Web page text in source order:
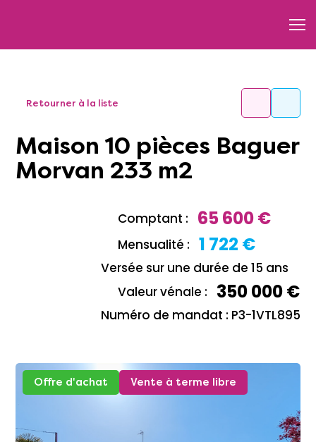
Retourner à la liste
Maison 10 pièces Baguer
Morvan 233 m2
Comptant : 65 600 €
Mensualité : 1 722 €
Versée sur une durée de 15 ans
Valeur vénale :
350 000 €
Numéro de mandat : P3-1VTL895
Offre d'achat Vente à terme libre